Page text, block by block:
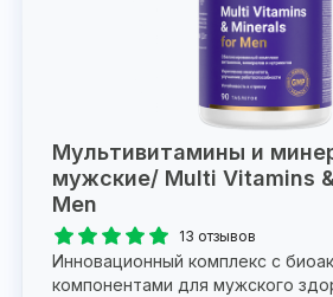
Мультивитамины и
мужские/ Multi Vitamins
Men
13 отзывов
Инновационный комплекс с
компонентами для мужского